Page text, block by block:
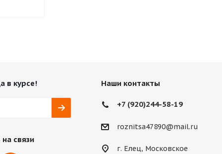
в курсе!
связи
Наши контакты
+7 (920)244-58-19
roznitsa47890@mail.ru
г. Елец, Московское